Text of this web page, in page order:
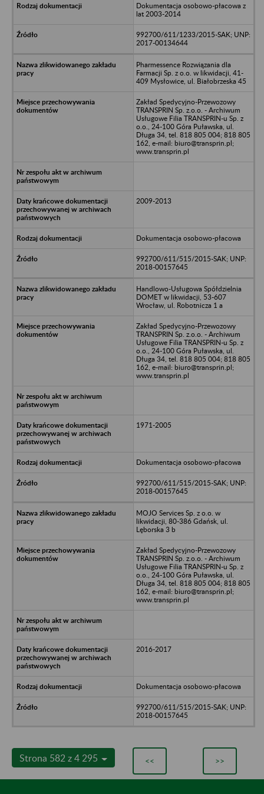
Dokumentacja osobowo-płacowa z
lat 2003-2014
992700/611/1233/2015-SAK; UNP:
2017-00134644
Pharmessence Rozwiązania dla
Farmacji Sp. z o.o. w likwidacji, 41-
409 Mysłowice, ul. Białobrzeska 45
Zakład Spedycyjno-Przewozowy
TRANSPRIN Sp. z.o.o. - Archiwum
Usługowe Filia TRANSPRIN-u Sp. z
o.o., 24-100 Góra Puławska, ul.
Długa 34, tel. 818 805 004; 818 805
162, e-mail: biuro@transprin.pl;
www.transprin.pl
2009-2013
Dokumentacja osobowo-płacowa
992700/611/515/2015-SAK; UNP:
2018-00157645
Handlowo-Usługowa Spółdzielnia
DOMET w likwidacji, 53-607
Wrocław, ul. Robotnicza 1 a
Zakład Spedycyjno-Przewozowy
TRANSPRIN Sp. z.o.o. - Archiwum
Usługowe Filia TRANSPRIN-u Sp. z
o.o., 24-100 Góra Puławska, ul.
Długa 34, tel. 818 805 004; 818 805
162, e-mail: biuro@transprin.pl;
www.transprin.pl
1971-2005
Dokumentacja osobowo-płacowa
992700/611/515/2015-SAK; UNP:
2018-00157645
MOJO Services Sp. z o.o. w
likwidacji, 80-386 Gdańsk, ul.
Lęborska 3 b
Zakład Spedycyjno-Przewozowy
TRANSPRIN Sp. z.o.o. - Archiwum
Usługowe Filia TRANSPRIN-u Sp. z
o.o., 24-100 Góra Puławska, ul.
Długa 34, tel. 818 805 004; 818 805
162, e-mail: biuro@transprin.pl;
www.transprin.pl
2016-2017
Dokumentacja osobowo-płacowa
992700/611/515/2015-SAK; UNP:
2018-00157645
Strona 582 z 4 295 << >>